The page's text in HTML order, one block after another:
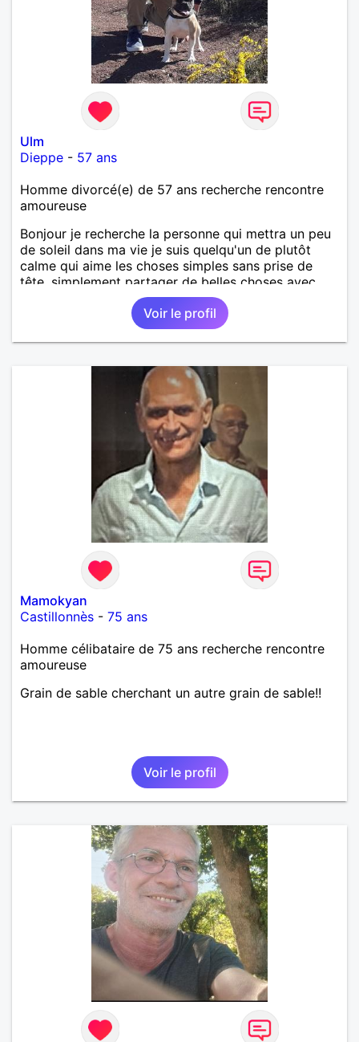
Ulm
Dieppe - 57 ans
Homme divorcé(e) de 57 ans recherche rencontre
amoureuse
Bonjour je recherche la personne qui mettra un peu
de soleil dans ma vie je suis quelqu'un de plutôt
calme qui aime les choses simples sans prise de
tête, simplement partager de belles choses avec
une personne qui me ressemble .
Voir le profil
Mamokyan
Castillonnès - 75 ans
Homme célibataire de 75 ans recherche rencontre
amoureuse
Grain de sable cherchant un autre grain de sable!!
Voir le profil